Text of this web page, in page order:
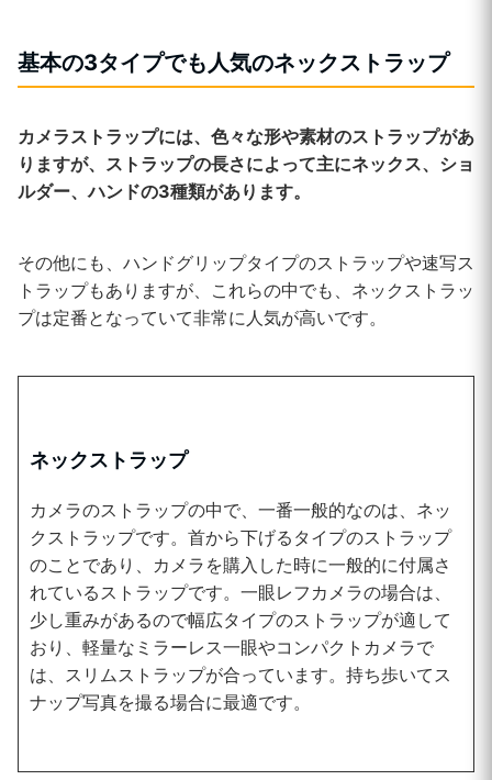
基本の3タイプでも人気のネックストラップ
カメラストラップには、色々な形や素材のストラップがあ
りますが、ストラップの長さによって主にネックス、ショ
ルダー、ハンドの3種類があります。
その他にも、ハンドグリップタイプのストラップや速写ス
トラップもありますが、これらの中でも、ネックストラッ
プは定番となっていて非常に人気が高いです。
ネックストラップ
カメラのストラップの中で、一番一般的なのは、ネッ
クストラップです。首から下げるタイプのストラップ
のことであり、カメラを購入した時に一般的に付属さ
れているストラップです。一眼レフカメラの場合は、
少し重みがあるので幅広タイプのストラップが適して
おり、軽量なミラーレス一眼やコンパクトカメラで
は、スリムストラップが合っています。持ち歩いてス
ナップ写真を撮る場合に最適です。